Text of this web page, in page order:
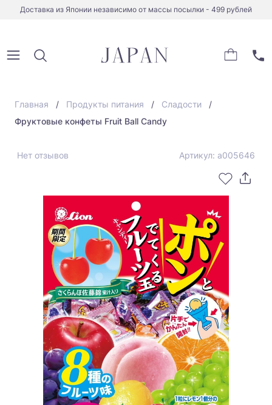
Доставка из Японии независимо от массы посылки - 499 рублей
Главная Продукты питания
Сладости
Фруктовые конфеты Fruit Ball Candy
Нет отзывов Артикул: a005646